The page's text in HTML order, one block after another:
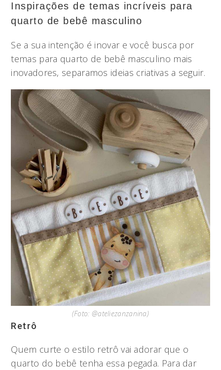
Inspirações de temas incríveis para
quarto de bebê masculino
Se a sua intenção é inovar e você busca por
temas para quarto de bebê masculino mais
inovadores, separamos ideias criativas a seguir.
(Foto: @ateliezanzanina)
Retrô
Quem curte o estilo retrô vai adorar que o
quarto do bebê tenha essa pegada. Para dar